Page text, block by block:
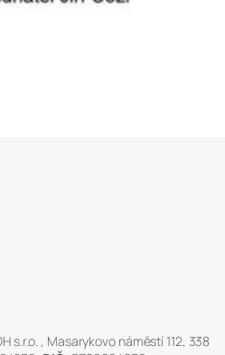
s.r.o. , Masarykovo náměstí 112, 338